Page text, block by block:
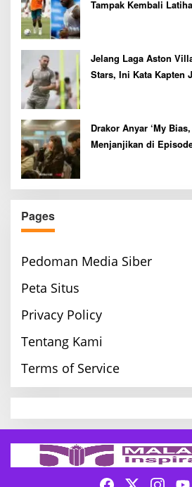
Tampak Kembali
Jelang Laga Aston
Stars, Ini Kata Kapten
Drakor Anyar ‘My
Menjanjikan di
Pages
Pedoman Media Siber
Peta Situs
Privacy Policy
Tentang Kami
Terms of Service